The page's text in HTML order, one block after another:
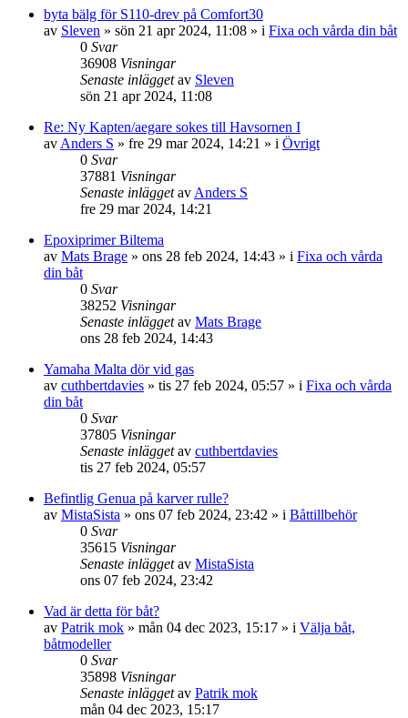
byta bälg för S110-drev på Comfort30
av Sleven » sön 21 apr 2024, 11:08 » i Fixa och vårda din båt
0 Svar
36908 Visningar
Senaste inläggetav Sleven
sön 21 apr 2024, 11:08
Re: Ny Kapten/aegare sokes till Havsornen I
av Anders S » fre 29 mar 2024, 14:21 » i Övrigt
0 Svar
37881 Visningar
Senaste inläggetav Anders S
fre 29 mar 2024, 14:21
Epoxiprimer Biltema
av Mats Brage » ons 28 feb 2024, 14:43 » i Fixa och vårda
din båt
0 Svar
38252 Visningar
Senaste inläggetav Mats Brage
ons 28 feb 2024, 14:43
Yamaha Malta dör vid gas
av cuthbertdavies » tis 27 feb 2024, 05:57 » i Fixa och vårda
din båt
0 Svar
37805 Visningar
Senaste inläggetav cuthbertdavies
tis 27 feb 2024, 05:57
Befintlig Genua på karver rulle?
av MistaSista » ons 07 feb 2024, 23:42 » i Båttillbehör
0 Svar
35615 Visningar
Senaste inläggetav MistaSista
ons 07 feb 2024, 23:42
Vad är detta för båt?
av Patrik mok » mån 04 dec 2023, 15:17 » i Välja båt,
båtmodeller
0 Svar
35898 Visningar
Senaste inläggetav Patrik mok
mån 04 dec 2023, 15:17